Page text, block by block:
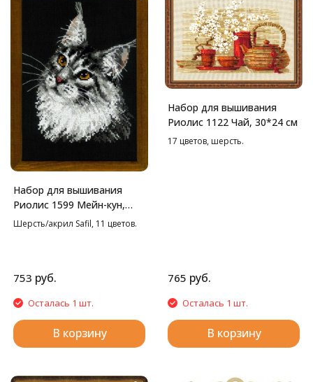
Набор для вышивания
Риолис 1599 Мейн-кун,
21*30 см
Шерсть/акрил Safil, 11 цветов.
753 руб.
Осталась 1 шт.
В корзину
Набор для вышивания
Риолис 1122 Чай, 30*24 см
17 цветов, шерсть.
765 руб.
Осталась 1 шт.
В корзину